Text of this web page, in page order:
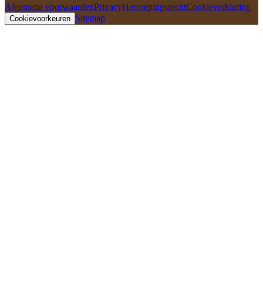
Algemene voorwaardenPrivacyHerroepingsrechtCookieverklaring
Cookievoorkeuren Sitemap